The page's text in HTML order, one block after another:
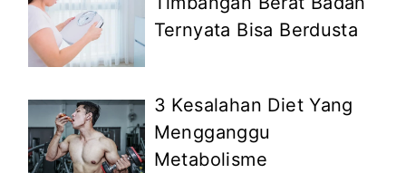
Ternyata Bisa Berdusta
3 Kesalahan Diet Yang
Mengganggu
Metabolisme